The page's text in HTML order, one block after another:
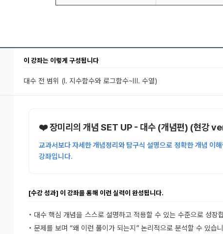
이 강좌는 이렇게 구성됩니다
대수 전 범위 (Ⅰ. 지수함수와 로그함수~Ⅲ. 수열)
❤️ 장미리의 개념 SET UP - 대수 (개념편) (현강
교과서보다 자세한 개념정리와 탐구식 설명으로 정확한 개념 이
강좌입니다.
[수강 성과] 이 강좌를 통해 이런 실력이 완성됩니다.
• 대수 핵심 개념을 스스로 설명하고 적용할 수 있는 수준으로 성장
• 문제를 보며 “왜 이런 풀이가 되는지” 논리적으로 분석할 수 있습